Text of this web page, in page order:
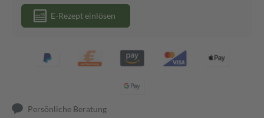
E-Rezept einlösen
Persönliche Beratung